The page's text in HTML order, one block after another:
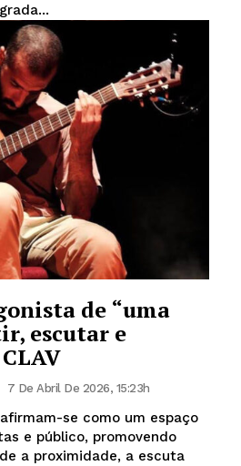
Integrada...
de “uma
escutar e
7 De Abril De 2026, 15:23h
afirmam-se como um espaço
e público, promovendo
a proximidade, a escuta